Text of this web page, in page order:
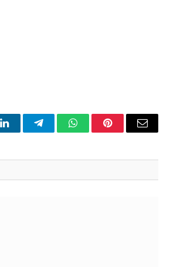
LinkedInTelegramWhatsAppPinterestEmail